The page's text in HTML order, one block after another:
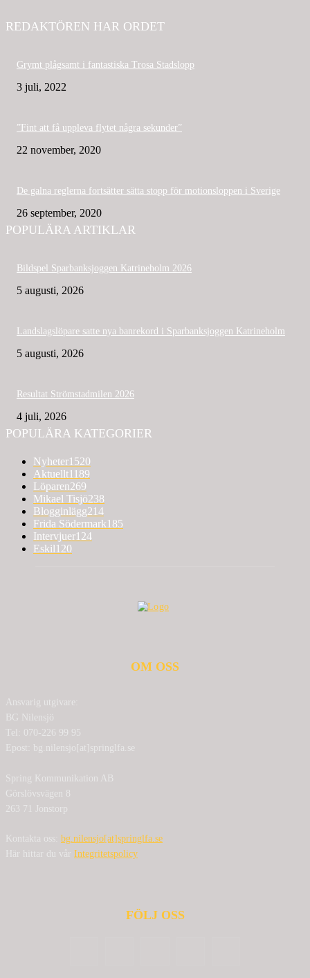
REDAKTÖREN HAR ORDET
Grymt plågsamt i fantastiska Trosa Stadslopp
3 juli, 2022
”Fint att få uppleva flytet några sekunder”
22 november, 2020
De galna reglerna fortsätter sätta stopp för motionsloppen i Sverige
26 september, 2020
POPULÄRA ARTIKLAR
Bildspel Sparbanksjoggen Katrineholm 2026
5 augusti, 2026
Landslagslöpare satte nya banrekord i Sparbanksjoggen Katrineholm
5 augusti, 2026
Resultat Strömstadmilen 2026
4 juli, 2026
POPULÄRA KATEGORIER
Nyheter1520
Aktuellt1189
Löparen269
Mikael Tisjö238
Blogginlägg214
Frida Södermark185
Intervjuer124
Eskil120
OM OSS
Ansvarig utgivare:
BG Nilensjö
Tel: 070-226 99 95
Epost: bg.nilensjo[at]springlfa.se
Spring Kommunikation AB
Görslövsvägen 8
263 71 Jonstorp
Kontakta oss: bg.nilensjo[at]springlfa.se
Här hittar du vår Integritetspolicy
FÖLJ OSS